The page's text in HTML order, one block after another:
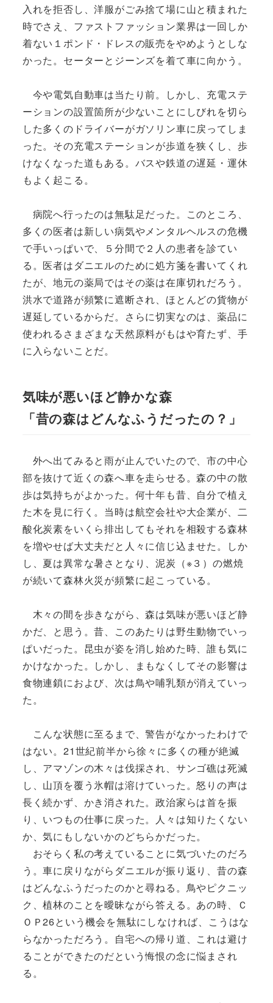
入れを拒否し、洋服がごみ捨て場に山と積まれた
時でさえ、ファストファッション業界は一回しか
着ない１ポンド・ドレスの販売をやめようとしな
かった。セーターとジーンズを着て車に向かう。
今や電気自動車は当たり前。しかし、充電ステ
ーションの設置箇所が少ないことにしびれを切ら
した多くのドライバーがガソリン車に戻ってしま
った。その充電ステーションが歩道を狭くし、歩
けなくなった道もある。バスや鉄道の遅延・運休
もよく起こる。
病院へ行ったのは無駄足だった。このところ、
多くの医者は新しい病気やメンタルヘルスの危機
で手いっぱいで、５分間で２人の患者を診てい
る。医者はダニエルのために処方箋を書いてくれ
たが、地元の薬局ではその薬は在庫切れだろう。
洪水で道路が頻繁に遮断され、ほとんどの貨物が
遅延しているからだ。さらに切実なのは、薬品に
使われるさまざまな天然原料がもはや育たず、手
に入らないことだ。
気味が悪いほど静かな森
「昔の森はどんなふうだったの？」
外へ出てみると雨が止んでいたので、市の中心
部を抜けて近くの森へ車を走らせる。森の中の散
歩は気持ちがよかった。何十年も昔、自分で植え
た木を見に行く。当時は航空会社や大企業が、二
酸化炭素をいくら排出してもそれを相殺する森林
を増やせば大丈夫だと人々に信じ込ませた。しか
し、夏は異常な暑さとなり、泥炭（※３）の燃焼
が続いて森林火災が頻繁に起こっている。
木々の間を歩きながら、森は気味が悪いほど静
かだ、と思う。昔、このあたりは野生動物でいっ
ぱいだった。昆虫が姿を消し始めた時、誰も気に
かけなかった。しかし、まもなくしてその影響は
食物連鎖におよび、次は鳥や哺乳類が消えていっ
た。
こんな状態に至るまで、警告がなかったわけで
はない。21世紀前半から徐々に多くの種が絶滅
し、アマゾンの木々は伐採され、サンゴ礁は死滅
し、山頂を覆う氷帽は溶けていった。怒りの声は
長く続かず、かき消された。政治家らは首を振
り、いつもの仕事に戻った。人々は知りたくない
か、気にもしないかのどちらかだった。
おそらく私の考えていることに気づいたのだろ
う。車に戻りながらダニエルが振り返り、昔の森
はどんなふうだったのかと尋ねる。鳥やピクニッ
ク、植林のことを曖昧ながら答える。あの時、Ｃ
ＯＰ26という機会を無駄にしなければ、こうはな
らなかっただろう。自宅への帰り道、これは避け
ることができたのだという悔恨の念に悩まされ
る。